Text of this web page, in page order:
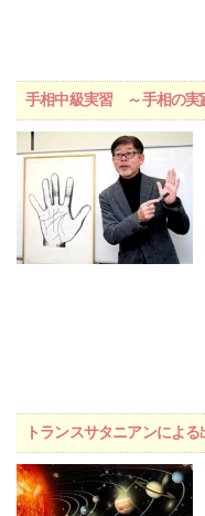
手相中級実習 ～手相の実
トランスサタニアンによ